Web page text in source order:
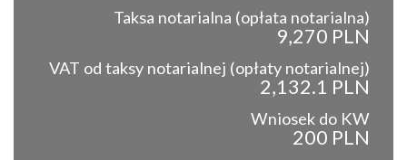
Taksa notarialna (opłata notarialna)
9,270 PLN
VAT od taksy notarialnej (opłaty notarialnej)
2,132.1 PLN
Wniosek do KW
200 PLN